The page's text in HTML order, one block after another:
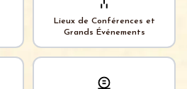
Lieux de Conférences et
Grands Événements